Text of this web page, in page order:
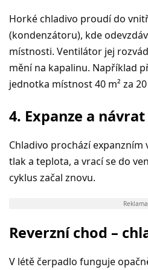
Horkéchladivo proudí do
(kondenzátoru), kde
místnosti. Ventilátor jej
mění na kapalinu. Například
jednotka místnost 40 m² za
4. Expanze a návrat
Chladivo procházíexpanzním
tlak a teplota, a vrací se do
cyklus začal znovu.
Reklama
Reverzní chod –
V létě čerpadlo funguje